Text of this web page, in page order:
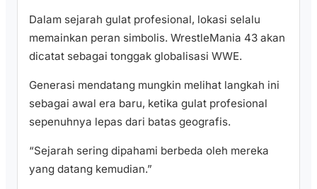
Dalam sejarah gulat profesional, lokasi selalu
memainkan peran simbolis. WrestleMania 43 akan
dicatat sebagai tonggak globalisasi WWE.
Generasi mendatang mungkin melihat langkah ini
sebagai awal era baru, ketika gulat profesional
sepenuhnya lepas dari batas geografis.
“Sejarah sering dipahami berbeda oleh mereka
yang datang kemudian.”